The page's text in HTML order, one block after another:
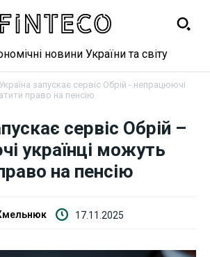
новини України та світу
Україна запускає сервіс Обрій - непрацюючі
право на пенсію
сервіс Обрій –
українці можуть
на пенсію
17.11.2025